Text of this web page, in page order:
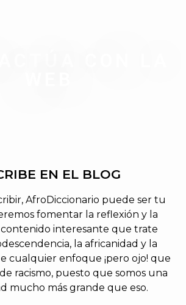
EN EL BLOG
AfroDiccionario puede ser tu
fomentar la reflexión y la
interesante que trate
la africanidad y la
cualquier enfoque ¡pero ojo! que
racismo, puesto que somos una
mucho más grande que eso.